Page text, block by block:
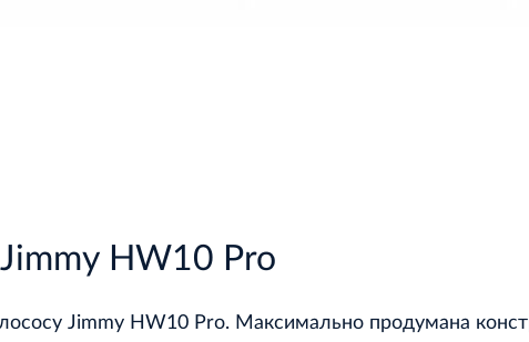
HW10 Pro
Jimmy HW10 Pro. Максимально продумана